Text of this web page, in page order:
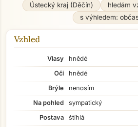
Ústecký kraj (Děčín)
hledám
s výhledem:
Vzhled
Vlasy
hnědé
Oči
hnědé
Brýle
nenosím
Na pohled
sympatický
Postava
štíhlá